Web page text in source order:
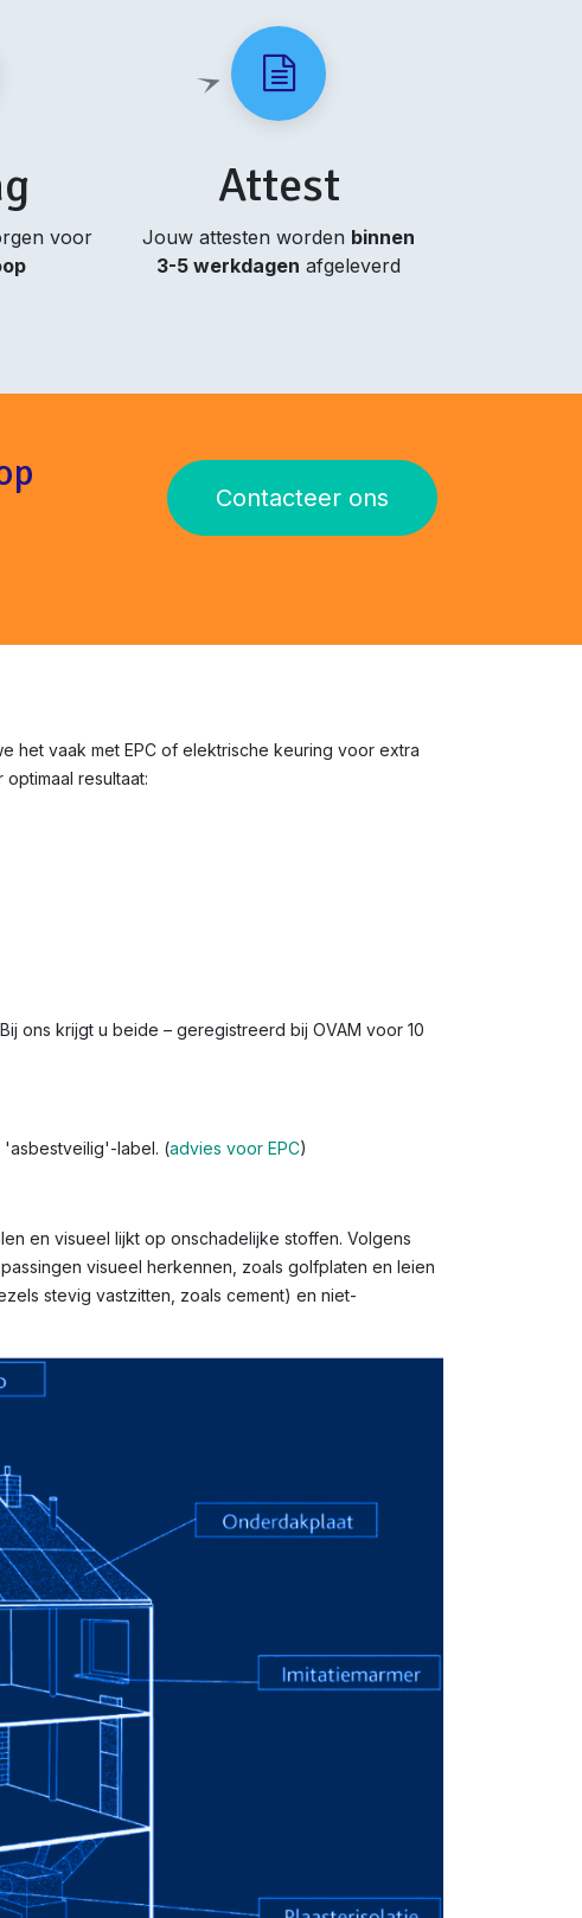
voor
Attest
Jouw attesten worden binnen
3-5 werkdagen afgeleverd
Contacteer ons
het vaak met EPC of elektrische keuring voor extra
resultaat:
ons krijgt u beide – geregistreerd bij OVAM voor 10
'asbestveilig'-label. (advies voor EPC)
en visueel lijkt op onschadelijke stoffen. Volgens
visueel herkennen, zoals golfplaten en leien
stevig vastzitten, zoals cement) en niet-